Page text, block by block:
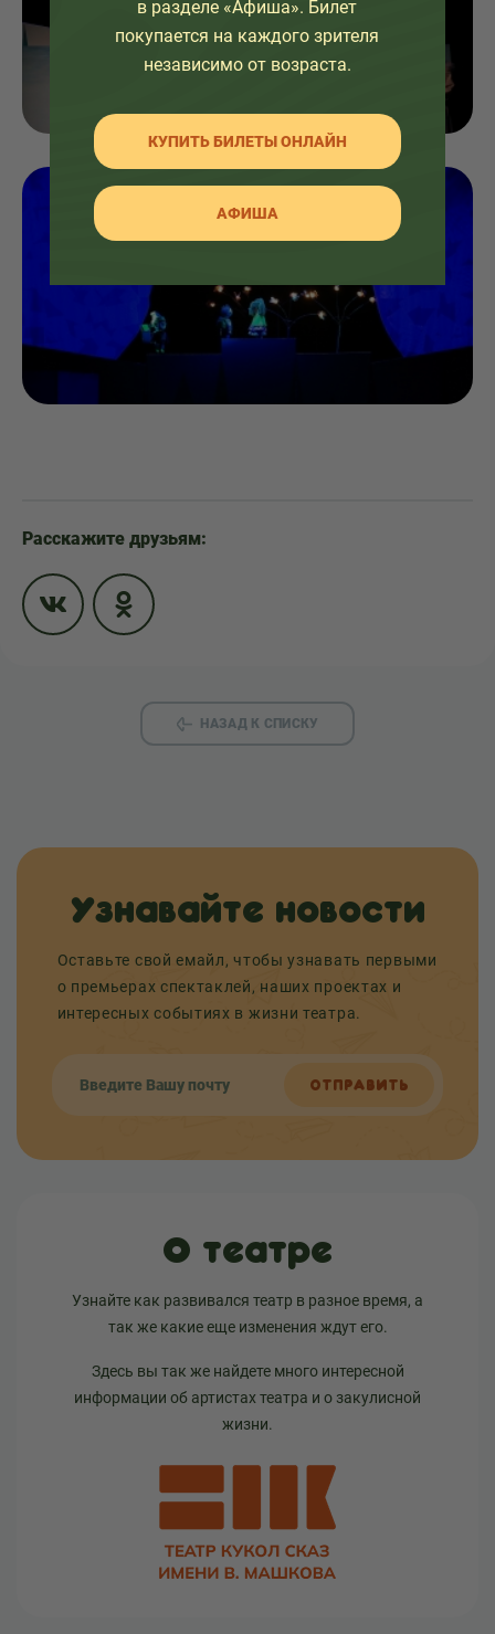
Расскажите друзьям:
НАЗАД К СПИСКУ
Узнавайте новости
Оставьте свой емайл, чтобы узнавать первыми
о премьерах спектаклей, наших проектах и
интересных событиях в жизни театра.
ОТПРАВИТЬ
О театре
Узнайте как развивался театр в разное время, а
так же какие еще изменения ждут его.
Здесь вы так же найдете много интересной
информации об артистах театра и о закулисной
жизни.
в разделе «Афиша». Билет
покупается на каждого зрителя
независимо от возраста.
КУПИТЬ БИЛЕТЫ ОНЛАЙН
АФИША